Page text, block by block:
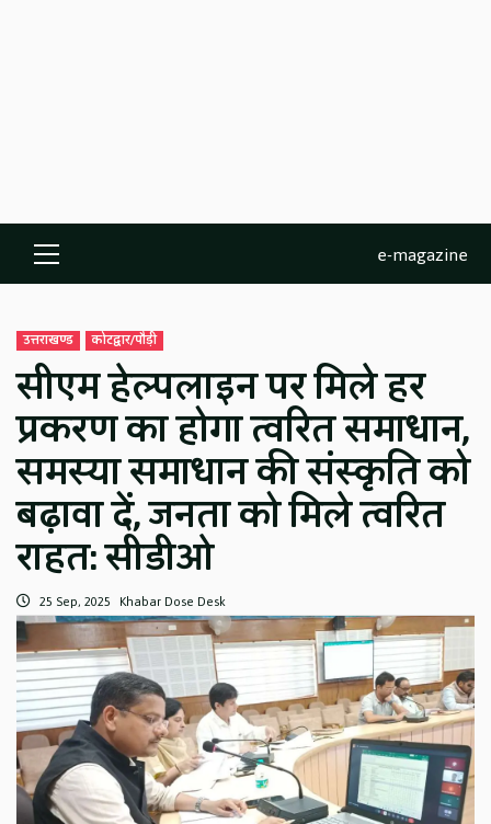
Primary
Menu
e-magazine
उत्तराखण्ड कोटद्वार/पौड़ी
सीएम हेल्पलाइन पर मिले हर
प्रकरण का होगा त्वरित समाधान,
समस्या समाधान की संस्कृति को
बढ़ावा दें, जनता को मिले त्वरित
राहत: सीडीओ
25 Sep, 2025 Khabar Dose Desk